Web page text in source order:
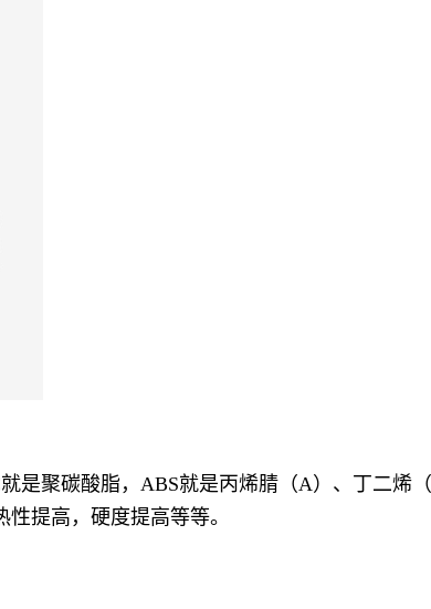
是聚碳酸脂，ABS就是丙烯腈（A）、丁二烯
提高，硬度提高等等。